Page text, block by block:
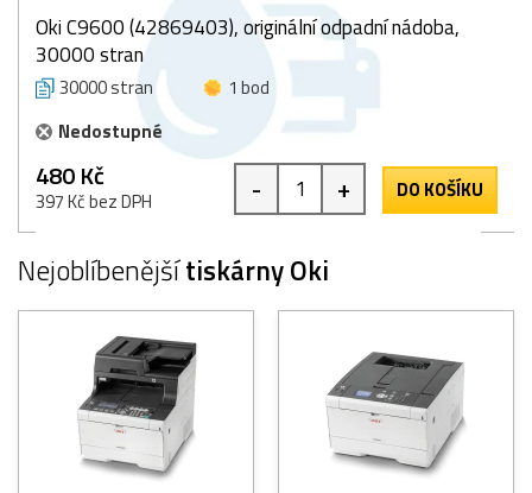
Oki C9600 (42869403), originální odpadní nádoba,
30000 stran
30000 stran
1 bod
Nedostupné
480 Kč
397 Kč bez DPH - + DO KOŠÍKU
Nejoblíbenějšítiskárny Oki